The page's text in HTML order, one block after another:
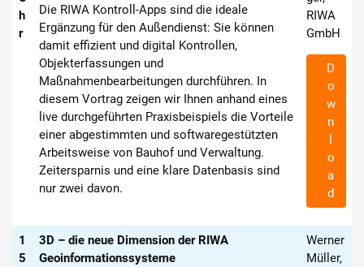
h
r
Die RIWA Kontroll-Apps sind die ideale
Ergänzung für den Außendienst: Sie können
damit effizient und digital Kontrollen,
Objekterfassungen und
Maßnahmenbearbeitungen durchführen. In
diesem Vortrag zeigen wir Ihnen anhand eines
live durchgeführten Praxisbeispiels die Vorteile
einer abgestimmten und softwaregestützten
Arbeitsweise von Bauhof und Verwaltung.
Zeitersparnis und eine klare Datenbasis sind
nur zwei davon.
RIWA
GmbH
D
o
w
n
o
a
d
1
5
3D – die neue Dimension der RIWA
Geoinformationssysteme
Werner
Müller,